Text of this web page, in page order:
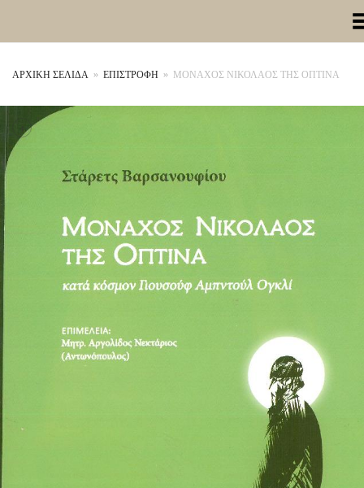
Toggle
ΑΡΧΙΚΉ ΣΕΛΊΔΑ » ΕΠΙΣΤΡΟΦΗ » ΜΟΝΑΧΟΣ ΝΙΚΟΛΑΟΣ ΤΗΣ ΟΠΤΙΝΑ
+